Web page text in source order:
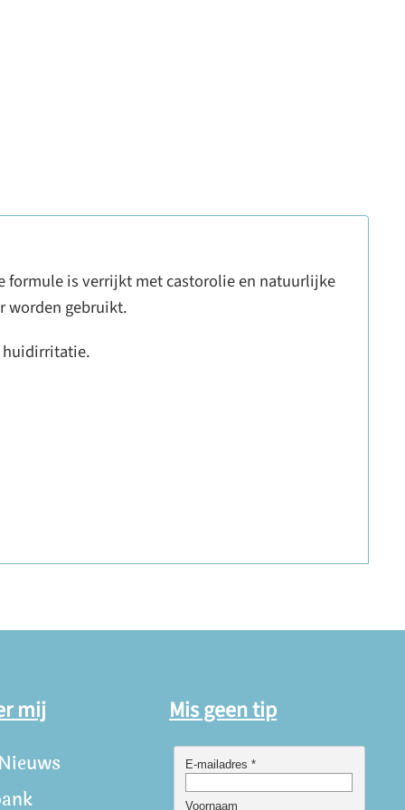
formule is verrijkt met castorolie en natuurlijke
worden gebruikt.
huidirritatie.
mij Mis geen tip